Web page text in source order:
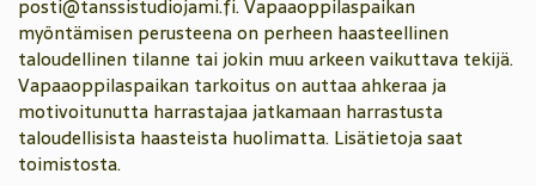
posti@tanssistudiojami.fi. Vapaaoppilaspaikan
myöntämisen perusteena on perheen haasteellinen
taloudellinen tilanne tai jokin muu arkeen vaikuttava tekijä.
Vapaaoppilaspaikan tarkoitus on auttaa ahkeraa ja
motivoitunutta harrastajaa jatkamaan harrastusta
taloudellisista haasteista huolimatta. Lisätietoja saat
toimistosta.